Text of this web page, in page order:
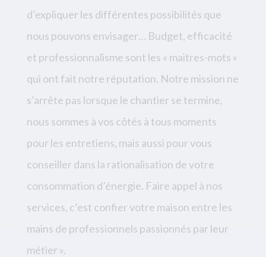
d’expliquer les différentes possibilités que
nous pouvons envisager… Budget, efficacité
et professionnalisme sont les « maitres-mots »
qui ont fait notre réputation. Notre mission ne
s’arrête pas lorsque le chantier se termine,
nous sommes à vos côtés à tous moments
pour les entretiens, mais aussi pour vous
conseiller dans la rationalisation de votre
consommation d’énergie. Faire appel à nos
services, c’est confier votre maison entre les
mains de professionnels passionnés par leur
métier ».